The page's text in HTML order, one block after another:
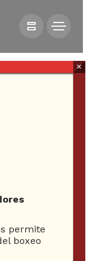
permite
boxeo
×